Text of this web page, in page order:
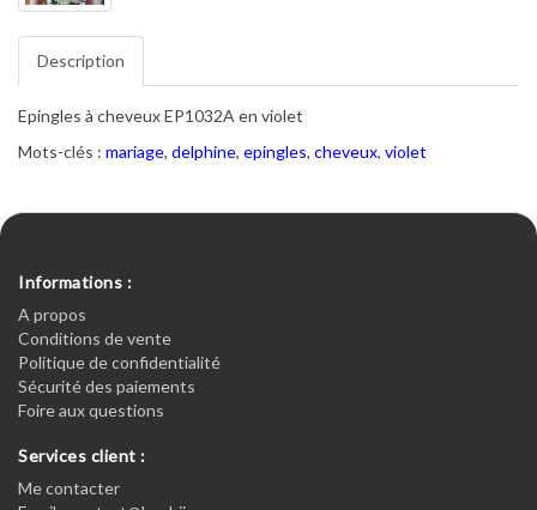
Description
Epingles à cheveux EP1032A en violet
Mots-clés : mariage, delphine, epingles, cheveux, violet
Informations :
A propos
Conditions de vente
Politique de confidentialité
Sécurité des paiements
Foire aux questions
Services client :
Me contacter